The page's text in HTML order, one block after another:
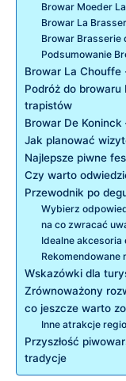
Browar Moeder
Browar La
Browar Brasserie
Podsumowanie
Browar La
Podróż do browaru
trapistów
Browar De
Jak planować
Najlepsze piwne​
Czy‌ warto
Przewodnik ⁣po
Wybierz
na ‌co ⁢zwracać‍
Idealne
Wskazówki dla
Zrównoważony
co jeszcze warto
Inne⁤ atrakcje
Przyszłość
tradycje